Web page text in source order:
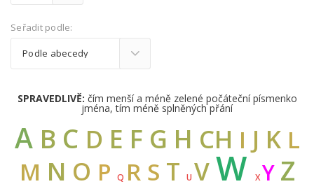
Seřadit podle:
SPRAVEDLIVĚ: čím menší a méně zelené počáteční písmenko
jména, tím méně splněných přání
A B C D E F G H CH I J K L
M N O P Q R S T U VWXY Z